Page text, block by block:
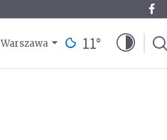
Warszawa 11°